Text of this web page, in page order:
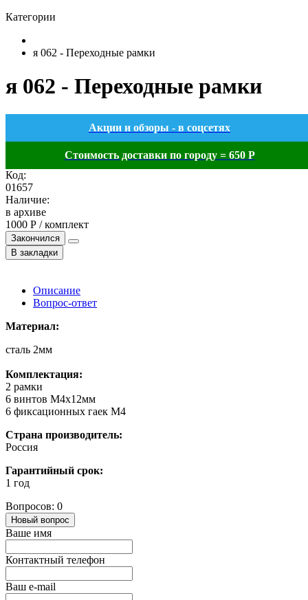
Категории
я 062 - Переходные рамки
я 062 - Переходные рамки
Акции и обзоры - в соцсетях
Стоимость доставки по городу = 650 Р
Код:
01657
Наличие:
в архиве
1000 Р / комплект
Закончился
В закладки
Описание
Вопрос-ответ
Материал:
сталь 2мм
Комплектация:
2 рамки
6 винтов M4x12мм
6 фиксационных гаек M4
Страна производитель:
Россия
Гарантийный срок:
1 год
Вопросов: 0
Новый вопрос
Ваше имя
Контактный телефон
Ваш e-mail